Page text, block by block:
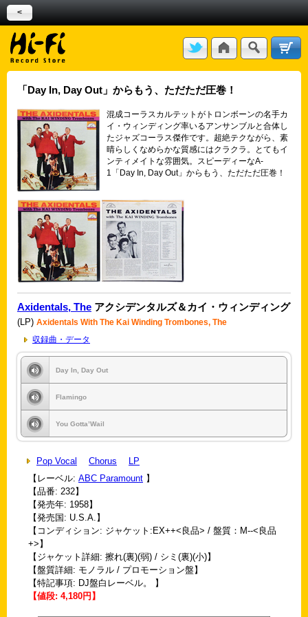
<
「Day In, Day Out」からもう、ただただ圧巻！
混成コーラスカルテットがトロンボーンの名手カ
イ・ウィンディング率いるアンサンブルと合体し
たジャズコーラス傑作です。超絶テクながら、素
晴らしくなめらかな質感にはクラクラ。とてもイ
ンティメイトな雰囲気。スピーディーなA-
1「Day In, Day Out」からもう、ただただ圧巻！
Axidentals, The アクシデンタルズ＆カイ・ウィンディング
(LP) Axidentals With The Kai Winding Trombones, The
収録曲・データ
Day In, Day Out
Flamingo
You Gotta’Wail
Pop Vocal Chorus
LP
【レーベル: ABC Paramount 】
【品番: 232】
【発売年: 1958】
【発売国: U.S.A.】
【コンディション: ジャケット:EX++<良品> / 盤質：M--<良品
+>】
【ジャケット詳細: 擦れ(裏)(弱) / シミ(裏)(小)】
【盤質詳細: モノラル / プロモーション盤】
【特記事項: DJ盤白レーベル。 】
【値段: 4,180円】